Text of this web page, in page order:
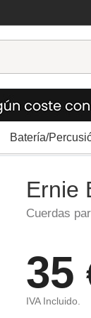
Batería/
Coated Bass
Ernie
Cuerdas
35
IVA Incluido.